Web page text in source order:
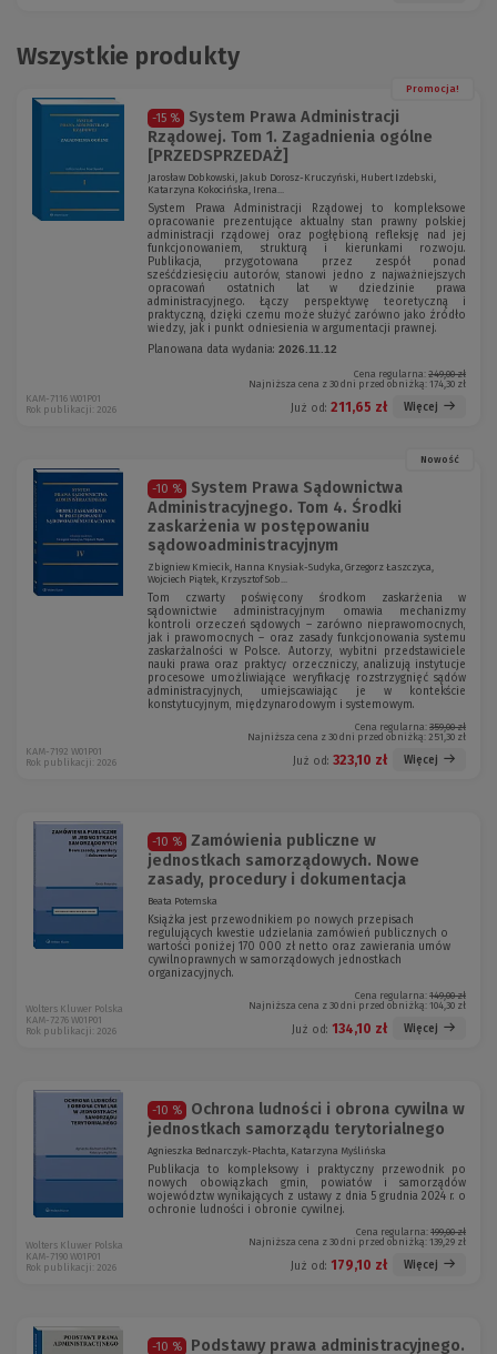
Wszystkie produkty
Promocja!
-15 %
System Prawa Administracji
Rządowej. Tom 1. Zagadnienia ogólne
[PRZEDSPRZEDAŻ]
Jarosław Dobkowski, Jakub Dorosz-Kruczyński, Hubert Izdebski,
Katarzyna Kokocińska, Irena...
System Prawa Administracji Rządowej to kompleksowe
opracowanie prezentujące aktualny stan prawny polskiej
administracji rządowej oraz pogłębioną refleksję nad jej
funkcjonowaniem, strukturą i kierunkami rozwoju.
Publikacja, przygotowana przez zespół ponad
sześćdziesięciu autorów, stanowi jedno z najważniejszych
opracowań ostatnich lat w dziedzinie prawa
administracyjnego. Łączy perspektywę teoretyczną i
praktyczną, dzięki czemu może służyć zarówno jako źródło
wiedzy, jak i punkt odniesienia w argumentacji prawnej.
Planowana data wydania: 2026.11.12
Cena regularna: 249,00 zł
Najniższa cena z 30 dni przed obniżką: 174,30 zł
Już od: 211,65 zł Więcej
KAM-7116 W01P01
Rok publikacji: 2026
Nowość
-10 %
System Prawa Sądownictwa
Administracyjnego. Tom 4. Środki
zaskarżenia w postępowaniu
sądowoadministracyjnym
Zbigniew Kmiecik, Hanna Knysiak-Sudyka, Grzegorz Łaszczyca,
Wojciech Piątek, Krzysztof Sob...
Tom czwarty poświęcony środkom zaskarżenia w
sądownictwie administracyjnym omawia mechanizmy
kontroli orzeczeń sądowych – zarówno nieprawomocnych,
jak i prawomocnych – oraz zasady funkcjonowania systemu
zaskarżalności w Polsce. Autorzy, wybitni przedstawiciele
nauki prawa oraz praktycy orzeczniczy, analizują instytucje
procesowe umożliwiające weryfikację rozstrzygnięć sądów
administracyjnych, umiejscawiając je w kontekście
konstytucyjnym, międzynarodowym i systemowym.
Cena regularna: 359,00 zł
Najniższa cena z 30 dni przed obniżką: 251,30 zł
Już od: 323,10 zł Więcej
KAM-7192 W01P01
Rok publikacji: 2026
-10 %
Zamówienia publiczne w
jednostkach samorządowych. Nowe
zasady, procedury i dokumentacja
Beata Potemska
Książka jest przewodnikiem po nowych przepisach
regulujących kwestie udzielania zamówień publicznych o
wartości poniżej 170 000 zł netto oraz zawierania umów
cywilnoprawnych w samorządowych jednostkach
organizacyjnych.
Cena regularna: 149,00 zł
Najniższa cena z 30 dni przed obniżką: 104,30 zł
Już od: 134,10 zł Więcej
Wolters Kluwer Polska
KAM-7276 W01P01
Rok publikacji: 2026
-10 %
Ochrona ludności i obrona cywilna w
jednostkach samorządu terytorialnego
Agnieszka Bednarczyk-Płachta, Katarzyna Myślińska
Publikacja to kompleksowy i praktyczny przewodnik po
nowych obowiązkach gmin, powiatów i samorządów
województw wynikających z ustawy z dnia 5 grudnia 2024 r. o
ochronie ludności i obronie cywilnej.
Cena regularna: 199,00 zł
Najniższa cena z 30 dni przed obniżką: 139,29 zł
Już od: 179,10 zł Więcej
Wolters Kluwer Polska
KAM-7190 W01P01
Rok publikacji: 2026
-10 %
Podstawy prawa administracyjnego.